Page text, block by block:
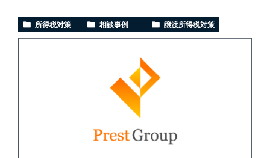
所得税対策 相談事例 譲渡所得税対策